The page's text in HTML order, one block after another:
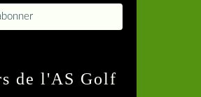
de l'AS Golf